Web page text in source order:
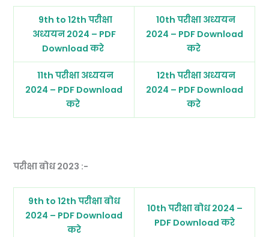
9th to 12th परीक्षा
अध्ययन 2024 – PDF
Download करे
10th परीक्षा अध्ययन
2024 – PDF Download
करे
11th परीक्षा अध्ययन
2024 – PDF Download
करे
12th परीक्षा अध्ययन
2024 – PDF Download
करे
परीक्षा बोध 2023 :-
9th to 12th परीक्षा बोध
2024 – PDF Download
करे
10th परीक्षा बोध 2024 –
PDF Download करे